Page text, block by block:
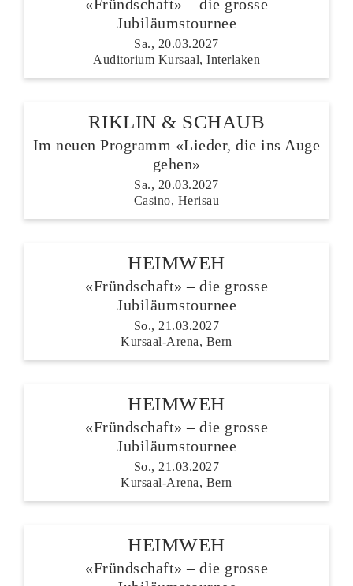
«Fründschaft» – die grosse
Jubiläumstournee
Sa., 20.03.2027
Auditorium Kursaal, Interlaken
RIKLIN & SCHAUB
Im neuen Programm «Lieder, die ins Auge
gehen»
Sa., 20.03.2027
Casino, Herisau
HEIMWEH
«Fründschaft» – die grosse
Jubiläumstournee
So., 21.03.2027
Kursaal-Arena, Bern
HEIMWEH
«Fründschaft» – die grosse
Jubiläumstournee
So., 21.03.2027
Kursaal-Arena, Bern
HEIMWEH
«Fründschaft» – die grosse